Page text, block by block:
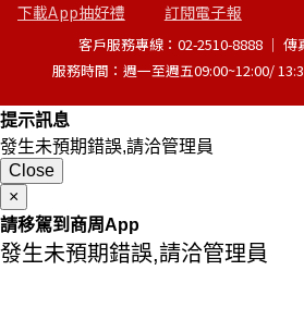
下載App抽好禮 訂閱電子報
客戶服務專線：02-2510-8888 │ 傳
服務時間：週一至週五09:00~12:00/
提示訊息
發生未預期錯誤,請洽管理員
Close
×
請移駕到商周App
發生未預期錯誤,請洽管理員